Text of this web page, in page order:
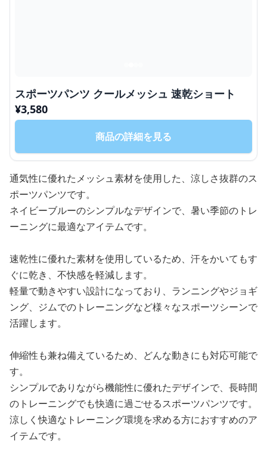
スポーツパンツ クールメッシュ 速乾ショート
¥3,580
商品の詳細を見る
通気性に優れたメッシュ素材を使用した、涼しさ抜群のス
ポーツパンツです。
ネイビーブルーのシンプルなデザインで、暑い季節のトレ
ーニングに最適なアイテムです。
速乾性に優れた素材を使用しているため、汗をかいてもす
ぐに乾き、不快感を軽減します。
軽量で動きやすい設計になっており、ランニングやジョギ
ング、ジムでのトレーニングなど様々なスポーツシーンで
活躍します。
伸縮性も兼ね備えているため、どんな動きにも対応可能で
す。
シンプルでありながら機能性に優れたデザインで、長時間
のトレーニングでも快適に過ごせるスポーツパンツです。
涼しく快適なトレーニング環境を求める方におすすめのア
イテムです。